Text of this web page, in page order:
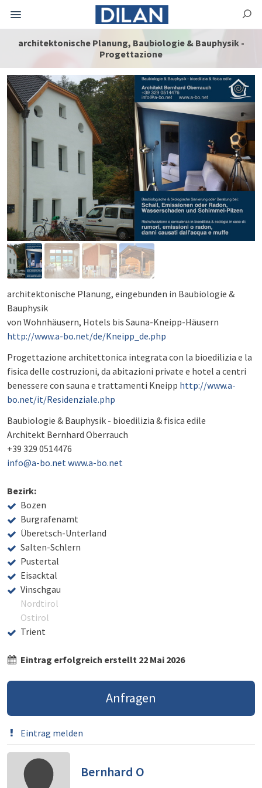
architektonische Planung, Baubiologie & Bauphysik -
Progettazione
architektonische Planung, eingebunden in Baubiologie &
Bauphysik
von Wohnhäusern, Hotels bis Sauna-Kneipp-Häusern
http://www.a-bo.net/de/Kneipp_de.php
Progettazione architettonica integrata con la bioedilizia e la
fisica delle costruzioni, da abitazioni private e hotel a centri
benessere con sauna e trattamenti Kneipp http://www.a-
bo.net/it/Residenziale.php
Baubiologie & Bauphysik - bioedilizia & fisica edile
Architekt Bernhard Oberrauch
+39 329 0514476
info@a-bo.net www.a-bo.net
Bezirk:
Bozen
Burgrafenamt
Überetsch-Unterland
Salten-Schlern
Pustertal
Eisacktal
Vinschgau
Nordtirol
Ostirol
Trient
Eintrag erfolgreich erstellt 22 Mai 2026
Anfragen
Eintrag melden
Bernhard O